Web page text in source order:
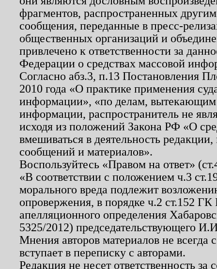
фрагментов, распространенных
сообщения, переданные в пресс-
общественных организаций и
привлечено к ответственности за
Федерации о средствах массовой
Согласно абз.3, п.13 Постановления
2010 года «О практике применения
информации», «по делам, вытекающим
информации, распространитель не
исходя из положений Закона РФ «О
вмешиваться в деятельность
сообщений и материалов».
Воспользуйтесь «Правом на ответ»
«В соответствии с положением ч.3
морального вреда подлежит
опровержения, в порядке ч.2 ст.152
апелляционного определения
5325/2012) председательствующего
Мнения авторов материалов не
вступает в переписку с авторами.
Редакция не несет ответственность